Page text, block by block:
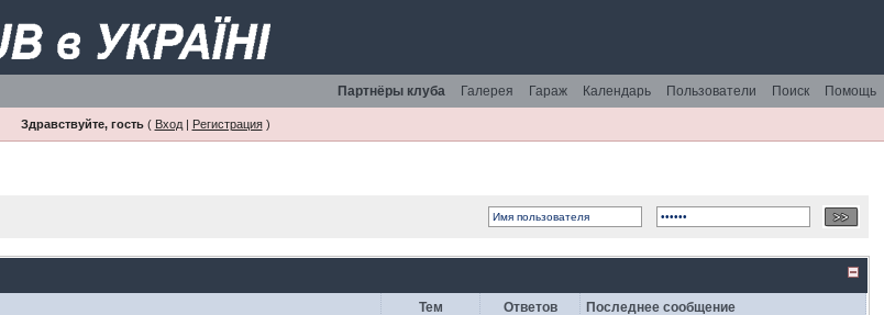
Помощь
Поиск
Пользователи
Календарь
Гараж
Галерея
Партнёры клуба
Здравствуйте, гость( Вход| Регистрация)
Тем Ответов Последнее сообщение